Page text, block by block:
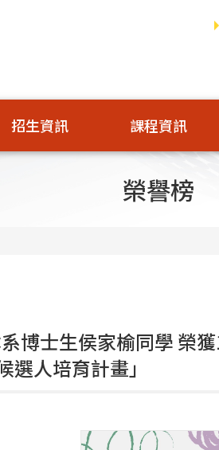
招生資訊 課程資訊
榮譽榜
博士生侯家榆同學 榮
選人培育計畫」